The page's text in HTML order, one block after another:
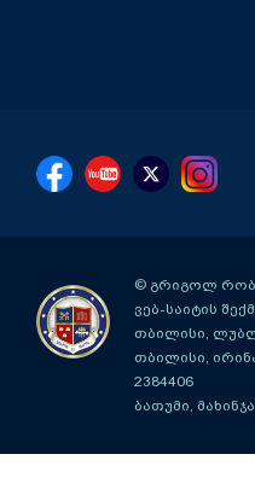
© გრიგოლ
ვებ-საიტის
თბილისი,
თბილისი,
2384406
ბათუმი,